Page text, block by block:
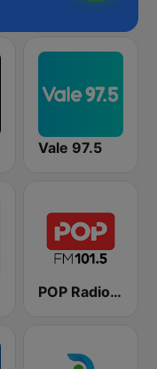
Vale 97.5
POP Radio 101.5